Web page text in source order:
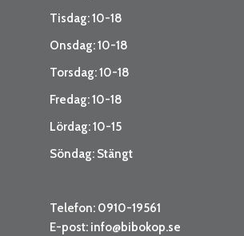
Tisdag: 10-18
Onsdag: 10-18
Torsdag: 10-18
Fredag: 10-18
Lördag: 10-15
Söndag: Stängt
Telefon: 0910-19561
E-post: info@bibokop.se